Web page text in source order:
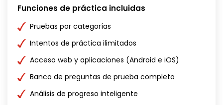
Funciones de práctica incluidas
Pruebas por categorías
Intentos de práctica ilimitados
Acceso web y aplicaciones (Android e iOS)
Banco de preguntas de prueba completo
Análisis de progreso inteligente